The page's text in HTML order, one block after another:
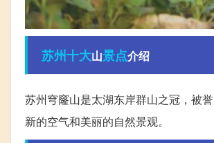
苏州十大山景点介绍
苏州穹窿山是太湖东岸群山之冠，被
新的空气和美丽的自然景观。